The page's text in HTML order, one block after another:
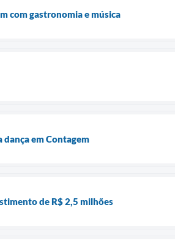
com gastronomia e música
dança em Contagem
de R$ 2,5 milhões